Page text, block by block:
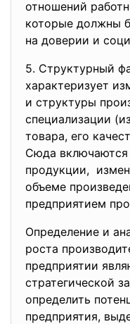
отношений
которые должны
на доверии и
5. Структурный
характеризует
и структуры
специализации
товара, его
Сюда
продукции,
объеме
предприятием
Определение и
роста
предприятии
стратегической
определить
предприятия,